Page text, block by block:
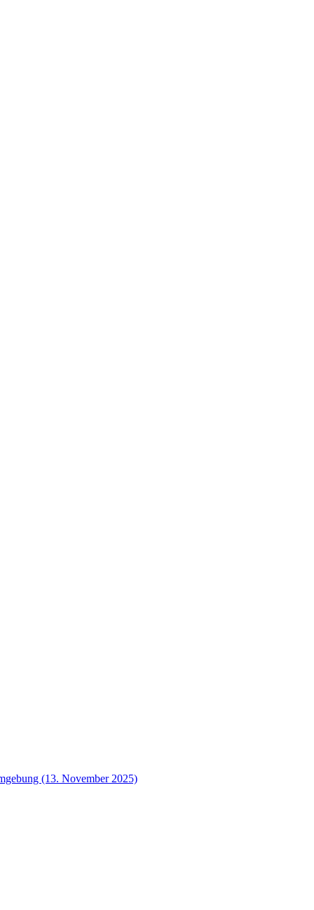
(13. November 2025)